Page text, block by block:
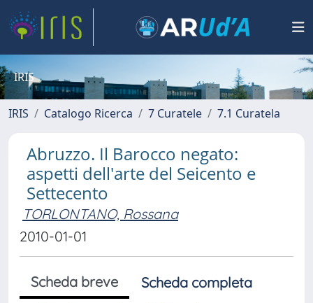
IRIS
IRIS Catalogo Ricerca 7 Curatele 7.1 Curatela
Abruzzo. Il Barocco negato:
aspetti dell'arte del Seicento e
Settecento
TORLONTANO, Rossana
2010-01-01
Scheda breve
Scheda completa